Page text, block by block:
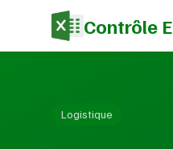
Contrôle
Logistique